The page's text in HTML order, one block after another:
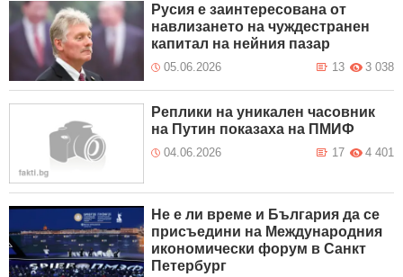
Русия е заинтересована от
навлизането на чуждестранен
капитал на нейния пазар
05.06.2026 3 038
13
Реплики на уникален часовник
на Путин показаха на ПМИФ
04.06.2026 4 401
17
Не е ли време и България да се
присъедини на Международния
икономически форум в Санкт
Петербург